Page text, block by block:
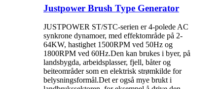
Justpower Brush Type Generator
JUSTPOWER ST/STC-serien er 4-polede AC
synkrone dynamoer, med effektområde på 2-
64KW, hastighet 1500RPM ved 50Hz og
1800RPM ved 60Hz.Den kan brukes i byer, på
landsbygda, arbeidsplasser, fjell, båter og
beiteområder som en elektrisk strømkilde for
belysningsformål.Det er også mye brukt i